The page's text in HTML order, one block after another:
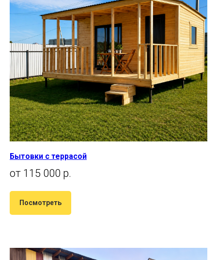
Бытовки с террасой
от 115 000 р.
Посмотреть